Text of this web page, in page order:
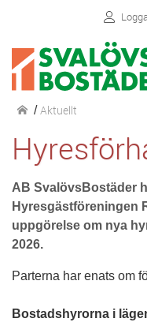
/ Aktuellt
AB SvalövsBostäder
Hyresgästföreningen
uppgörelse om nya
2026.
Parterna har enats om
Bostadshyrorna i